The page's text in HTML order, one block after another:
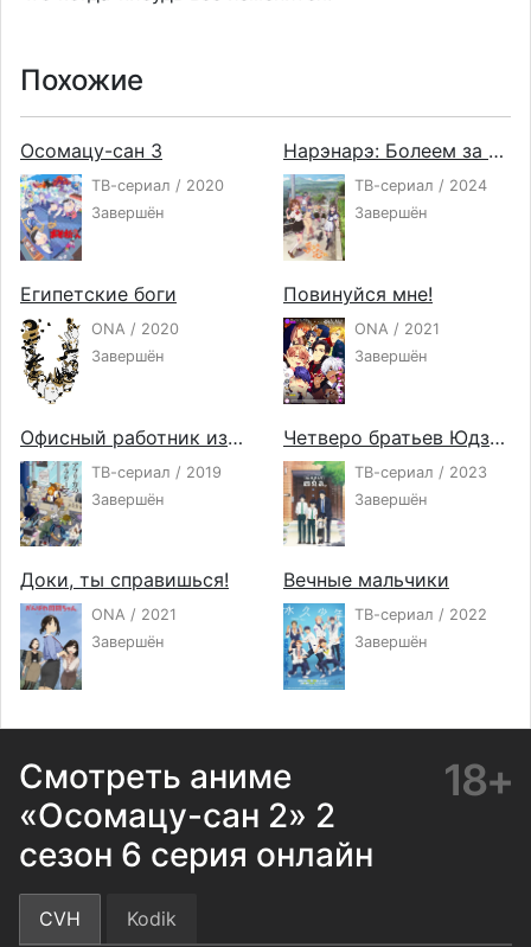
Похожие
Осомацу-сан 3
ТВ-сериал / 2020
Завершён
Нарэнарэ: Болеем за вас!
ТВ-сериал / 2024
Завершён
Египетские боги
ONA / 2020
Завершён
Повинуйся мне!
ONA / 2021
Завершён
Офисный работник из Африки
ТВ-сериал / 2019
Завершён
Четверо братьев Юдзуки
ТВ-сериал / 2023
Завершён
Доки, ты справишься!
ONA / 2021
Завершён
Вечные мальчики
ТВ-сериал / 2022
Завершён
Смотреть аниме
«Осомацу-сан 2» 2
сезон 6 серия онлайн
18+
CVH Kodik